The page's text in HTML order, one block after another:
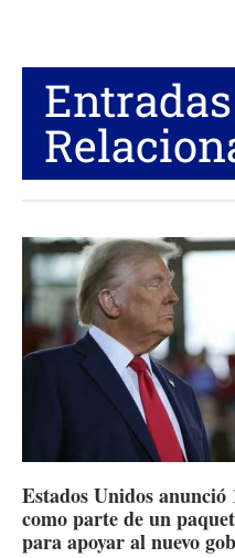
Entradas
Estados Unidos
como parte de un
para apoyar al nuevo